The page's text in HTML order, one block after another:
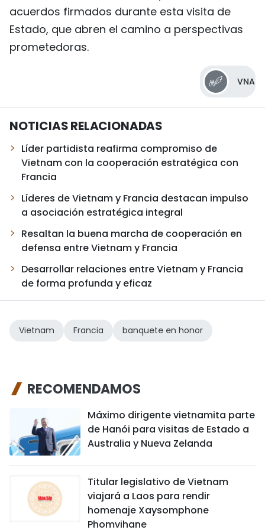
acuerdos firmados durante esta visita de
Estado, que abren el camino a perspectivas
prometedoras.
VNA
NOTICIAS RELACIONADAS
Líder partidista reafirma compromiso de
Vietnam con la cooperación estratégica con
Francia
Líderes de Vietnam y Francia destacan impulso
a asociación estratégica integral
Resaltan la buena marcha de cooperación en
defensa entre Vietnam y Francia
Desarrollar relaciones entre Vietnam y Francia
de forma profunda y eficaz
Vietnam Francia banquete en honor
RECOMENDAMOS
Máximo dirigente vietnamita parte
de Hanói para visitas de Estado a
Australia y Nueva Zelanda
Titular legislativo de Vietnam
viajará a Laos para rendir
homenaje Xaysomphone
Phomvihane